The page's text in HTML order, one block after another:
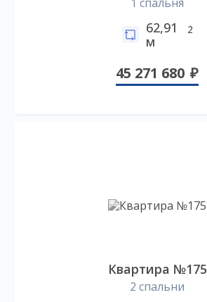
62,91
м
2
45 271 680
Квартира №175
2 спальни